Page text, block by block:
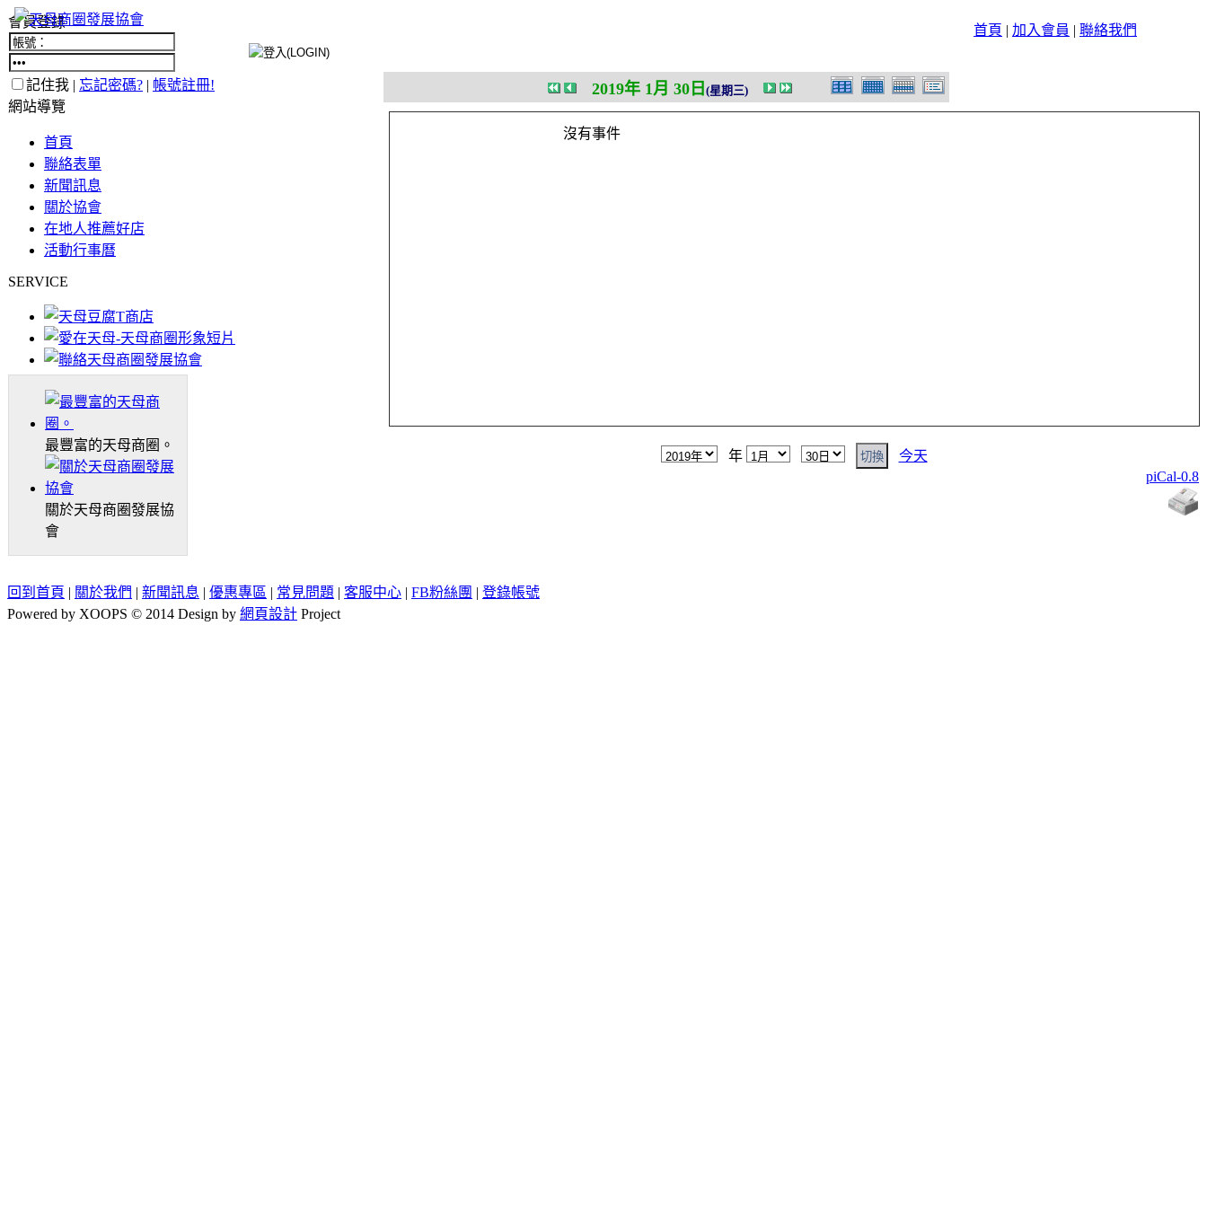
首頁 | 加入會員 | 聯絡我們
會員登錄
記住我 | 忘記密碼? | 帳號註冊!
網站導覽
首頁
聯絡表單
新聞訊息
關於協會
在地人推薦好店
活動行事曆
SERVICE
最豐富的天母商圈。
關於天母商圈發展協
會
2019年 1月 30日 (星期三)
沒有事件
年
今天
piCal-0.8
回到首頁 | 關於我們 | 新聞訊息 | 優惠專區 | 常見問題 | 客服中心 | FB粉絲團 | 登錄帳號
Powered by XOOPS © 2014 Design by 網頁設計 Project